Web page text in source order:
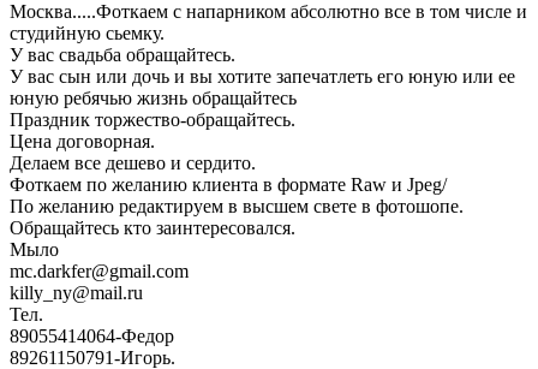
Москва.....Фоткаем с напарником абсолютно все в том числе и
студийную сьемку.
У вас свадьба обращайтесь.
У вас сын или дочь и вы хотите запечатлеть его юную или ее
юную ребячью жизнь обращайтесь
Праздник торжество-обращайтесь.
Цена договорная.
Делаем все дешево и сердито.
Фоткаем по желанию клиента в формате Raw и Jpeg/
По желанию редактируем в высшем свете в фотошопе.
Обращайтесь кто заинтересовался.
Мыло
mc.darkfer@gmail.com
killy_ny@mail.ru
Тел.
89055414064-Федор
89261150791-Игорь.